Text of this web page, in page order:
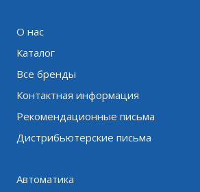
О нас
Каталог
Все бренды
Контактная информация
Рекомендационные письма
Дистрибьютерские письма
Автоматика